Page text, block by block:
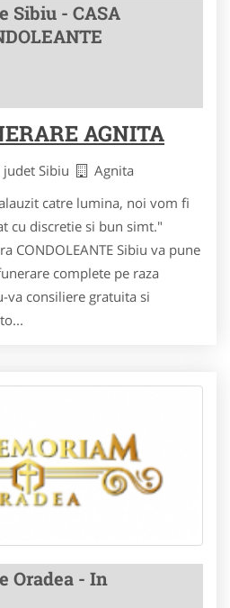
Sibiu - CASA
AGNITA
judet Sibiu
Agnita
catre lumina, noi vom fi
cu discretie si bun simt."
CONDOLEANTE Sibiu va pune
complete pe raza
consiliere gratuita si
Oradea - In